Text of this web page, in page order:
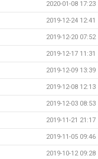
2020-01-08 17:23
2019-12-24 12:41
2019-12-20 07:52
2019-12-17 11:31
2019-12-09 13:39
2019-12-08 12:13
2019-12-03 08:53
2019-11-21 21:17
2019-11-05 09:46
2019-10-12 09:28